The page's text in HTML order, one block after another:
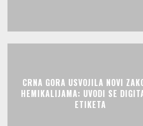
CRNA GORA USVOJILA NOVI
HEMIKALIJAMA: UVODI SE
ETIKETA